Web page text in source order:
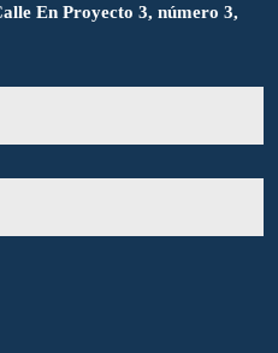
En Proyecto 3, número 3,